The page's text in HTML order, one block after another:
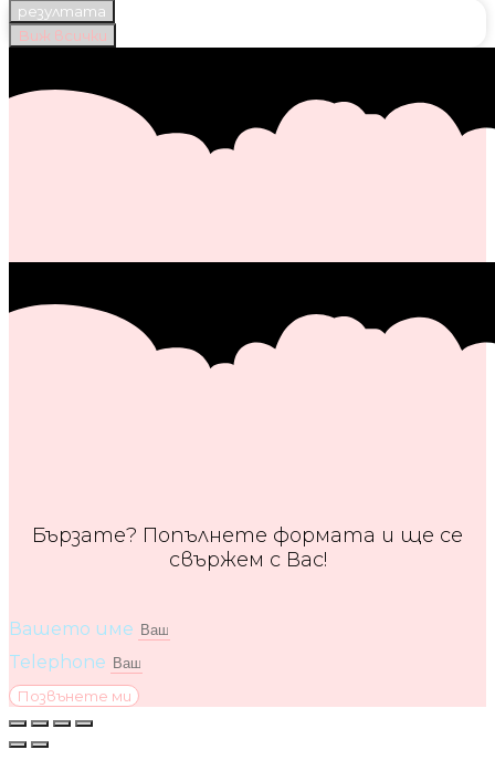
резултата
Виж всички
Бързате? Попълнете формата и ще се
свържем с Вас!
Вашето име
Telephone
Позвънете ми